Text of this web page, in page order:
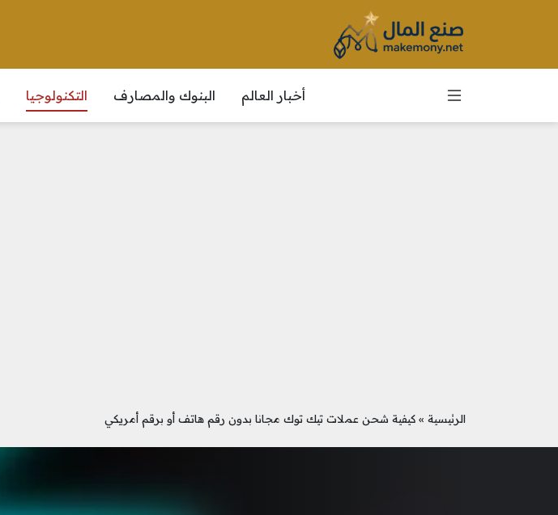
أخبار العالم البنوك والمصارف التكنولوجيا
الرئيسية »كيفية شحن عملات تيك توك مجانا بدون رقم هاتف أو برقم أمريكي